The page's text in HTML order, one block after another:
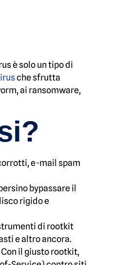
è solo un tipo di
che sfrutta
ai ransomware,
e-mail spam
bypassare il
rigido e
di rootkit
e altro ancora.
il giusto rootkit,